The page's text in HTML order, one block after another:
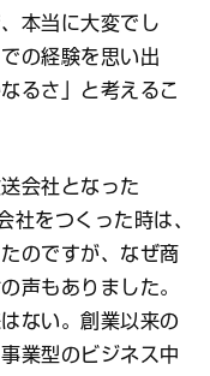
本当に大変でし
の経験を思い出
るさ」と考えるこ
会社となった
をつくった時は、
のですが、なぜ商
声もありました。
ない。創業以来の
業型のビジネス中